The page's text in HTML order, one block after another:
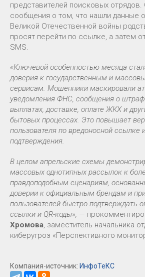
представителей поисковых
сообщения о том, что нашли данные
Великой Отечественной войны
просят перейти по ссылке, а затем
SMS.
«Ключевой особенностью месяца
доверия к государственным и
сервисам. Мошенники маскировали
уведомления ФНС, сообщения о
выплатах, доставке, оплате ЖКХ и
бытовых процессах. Это повышает
пользователя по вредоносной ссылке
подтверждения.
В целом апрельские схемы
массовых однотипных рассылок к
правдоподобным сценариям,
доверии к официальным брендам и
пользователей быстро подтверждать
ссылки и QR-коды», —
Хромова , заместитель начальника
киберугроз «Перспективного
Компания-источник: ИнфоТеКС